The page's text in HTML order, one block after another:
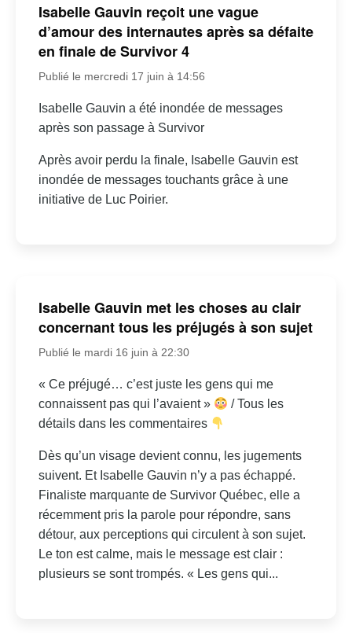
Isabelle Gauvin reçoit une vague
d’amour des internautes après sa défaite
en finale de Survivor 4
Publié le mercredi 17 juin à 14:56
Isabelle Gauvin a été inondée de messages
après son passage à Survivor
Après avoir perdu la finale, Isabelle Gauvin est
inondée de messages touchants grâce à une
initiative de Luc Poirier.
Isabelle Gauvin met les choses au clair
concernant tous les préjugés à son sujet
Publié le mardi 16 juin à 22:30
« Ce préjugé… c’est juste les gens qui me
connaissent pas qui l’avaient »
/ Tous les
détails dans les commentaires
Dès qu’un visage devient connu, les jugements
suivent. Et Isabelle Gauvin n’y a pas échappé.
Finaliste marquante de Survivor Québec, elle a
récemment pris la parole pour répondre, sans
détour, aux perceptions qui circulent à son sujet.
Le ton est calme, mais le message est clair :
plusieurs se sont trompés. « Les gens qui...